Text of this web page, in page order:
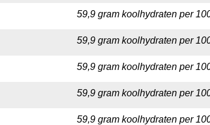
59,9 gram koolhydraten per
59,9 gram koolhydraten per
59,9 gram koolhydraten per
59,9 gram koolhydraten per
59,9 gram koolhydraten per